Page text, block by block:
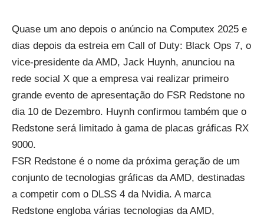
Quase um ano depois o anúncio na Computex 2025 e
dias depois da estreia em Call of Duty: Black Ops 7, o
vice-presidente da AMD, Jack Huynh, anunciou na
rede social X que a empresa vai realizar primeiro
grande evento de apresentação do FSR Redstone no
dia 10 de Dezembro. Huynh confirmou também que o
Redstone será limitado à gama de placas gráficas RX
9000.
FSR Redstone é o nome da próxima geração de um
conjunto de tecnologias gráficas da AMD, destinadas
a competir com o DLSS 4 da Nvidia. A marca
Redstone engloba várias tecnologias da AMD,